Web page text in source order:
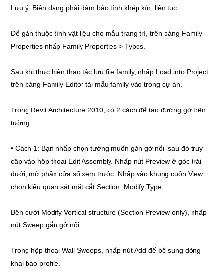
Lưu ý: Biên dạng phải đảm bảo tính khép kín, liên tục.
Để gán thuộc tính vật liệu cho mẫu trang trí, trên bảng Family
Properties nhấp Family Properties > Types.
Sau khi thực hiện thao tác lưu file family, nhấp Load into Project
trên bảng Family Editor tải mẫu family vào trong dự án.
Trong Revit Architecture 2010, có 2 cách để tạo đường gờ trên
tường:
• Cách 1: Bạn nhấp chọn tường muốn gán gờ nổi, sau đó truy
cập vào hộp thoại Edit Assembly. Nhấp nút Preview ở góc trái
dưới, mở phần cửa sổ xem trước. Nhấp vào khung cuộn View
chọn kiểu quan sát mặt cắt Section: Modify Type…
Bên dưới Modify Vertical structure (Section Preview only), nhấp
nút Sweep gắn gở nổi.
Trong hộp thoại Wall Sweeps, nhấp nút Add để bổ sung dòng
khai báo profile.